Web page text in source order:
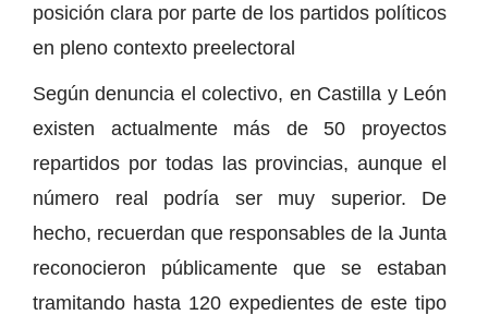
posición clara por parte de los partidos políticos
en pleno contexto preelectoral
Según denuncia el colectivo, en Castilla y León
existen actualmente más de 50 proyectos
repartidos por todas las provincias, aunque el
número real podría ser muy superior. De
hecho, recuerdan que responsables de la Junta
reconocieron públicamente que se estaban
tramitando hasta 120 expedientes de este tipo